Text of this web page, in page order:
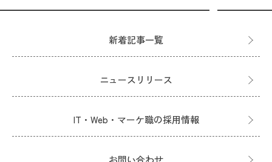
新着記事一覧
ニュースリリース
IT・Web・マーケ職の採用情報